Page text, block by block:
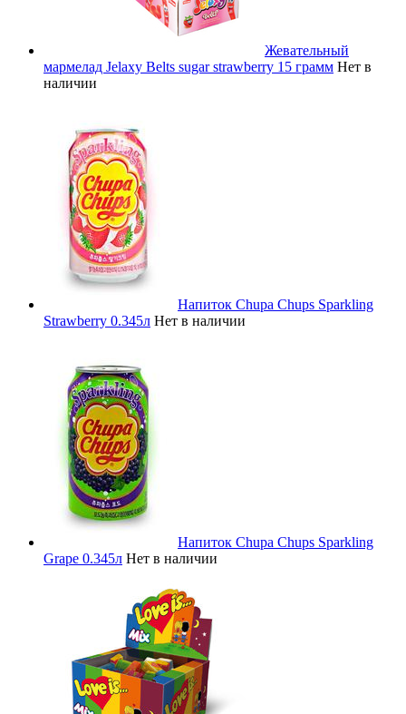
Жевательный
мармелад Jelaxy Belts sugar strawberry 15 грамм Нет в
наличии
Напиток Chupa Chups Sparkling
Strawberry 0.345л Нет в наличии
Напиток Chupa Chups Sparkling
Grape 0.345л Нет в наличии